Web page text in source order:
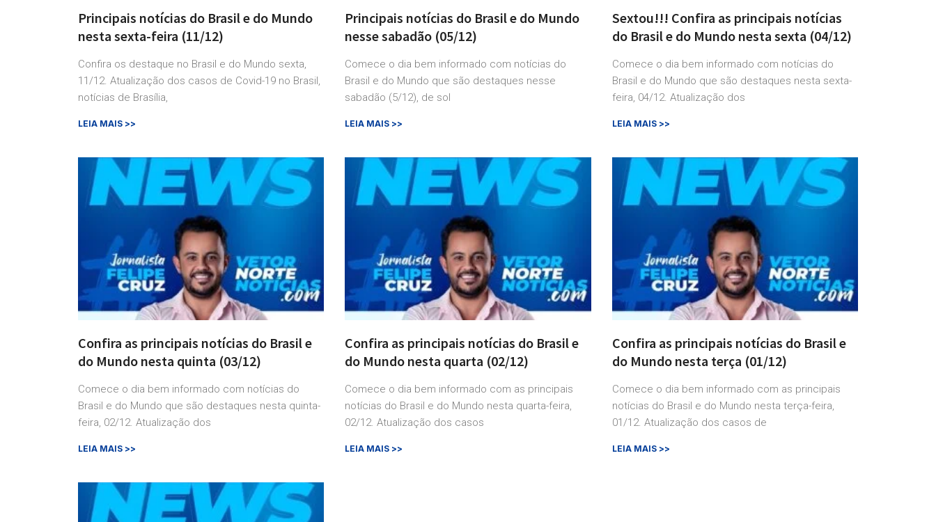
Principais notícias do Brasil e do Mundo
nesta sexta-feira (11/12)
Confira os destaque no Brasil e do Mundo sexta,
11/12. Atualização dos casos de Covid-19 no Brasil,
notícias de Brasília,
LEIA MAIS >>
Principais notícias do Brasil e do Mundo
nesse sabadão (05/12)
Comece o dia bem informado com notícias do
Brasil e do Mundo que são destaques nesse
sabadão (5/12), de sol
LEIA MAIS >>
Sextou!!! Confira as principais notícias
do Brasil e do Mundo nesta sexta (04/12)
Comece o dia bem informado com notícias do
Brasil e do Mundo que são destaques nesta sexta-
feira, 04/12. Atualização dos
LEIA MAIS >>
Confira as principais notícias do Brasil e
do Mundo nesta quinta (03/12)
Comece o dia bem informado com notícias do
Brasil e do Mundo que são destaques nesta quinta-
feira, 02/12. Atualização dos
LEIA MAIS >>
Confira as principais notícias do Brasil e
do Mundo nesta quarta (02/12)
Comece o dia bem informado com as principais
notícias do Brasil e do Mundo nesta quarta-feira,
02/12. Atualização dos casos
LEIA MAIS >>
Confira as principais notícias do Brasil e
do Mundo nesta terça (01/12)
Comece o dia bem informado com as principais
notícias do Brasil e do Mundo nesta terça-feira,
01/12. Atualização dos casos de
LEIA MAIS >>